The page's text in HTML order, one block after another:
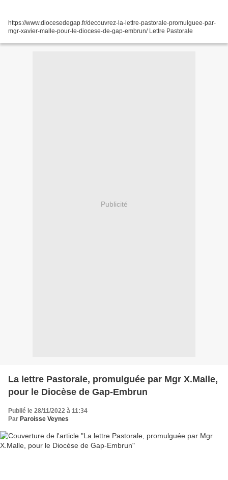
https://www.diocesedegap.fr/decouvrez-la-lettre-pastorale-promulguee-par-
mgr-xavier-malle-pour-le-diocese-de-gap-embrun/ Lettre Pastorale
Publicité
La lettre Pastorale, promulguée par Mgr X.Malle,
pour le Diocèse de Gap-Embrun
Publié le 28/11/2022 à 11:34
Par Paroisse Veynes